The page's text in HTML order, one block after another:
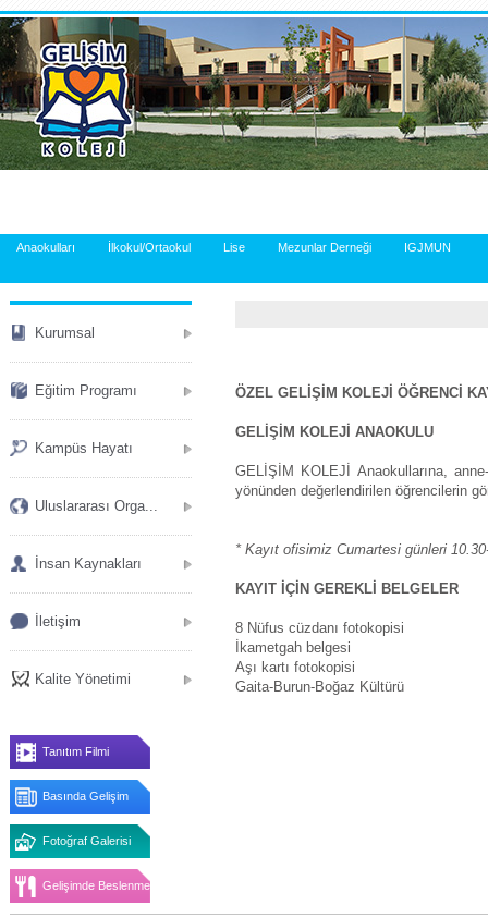
.
Anaokulları İlkokul/Ortaokul Lise Mezunlar Derneği IGJMUN
Kurumsal
Eğitim Programı
Kampüs Hayatı
Uluslararası Orga...
İnsan Kaynakları
İletişim
Kalite Yönetimi
Tanıtım Filmi
Basında Gelişim
Fotoğraf Galerisi
Gelişimde Beslenme
ÖZEL GELİŞİM KOLEJİ ÖĞRENCİ
GELİŞİM KOLEJİ ANAOKULU
GELİŞİM KOLEJİ Anaokullarına,
yönünden değerlendirilen öğrencilerin
* Kayıt ofisimiz Cumartesi günleri
KAYIT İÇİN GEREKLİ BELGELER
8 Nüfus cüzdanı fotokopisi
İkametgah belgesi
Aşı kartı fotokopisi
Gaita-Burun-Boğaz Kültürü